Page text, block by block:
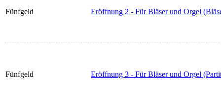
Fünfgeld Eröffnung 2 - Für Bläser und Orgel
Fünfgeld Eröffnung 3 - Für Bläser und Orgel